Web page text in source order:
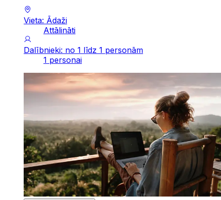
Vieta: Ādaži
Attālināti
Dalībnieki: no 1 līdz 1 personām
1 personai